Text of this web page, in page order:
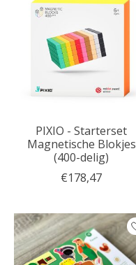
PIXIO - Starterset
Magnetische Blokjes
(400-delig)
€178,47